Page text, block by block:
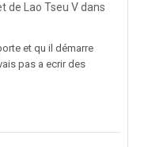
de Lao Tseu V dans
et qu il démarre
pas a ecrir des